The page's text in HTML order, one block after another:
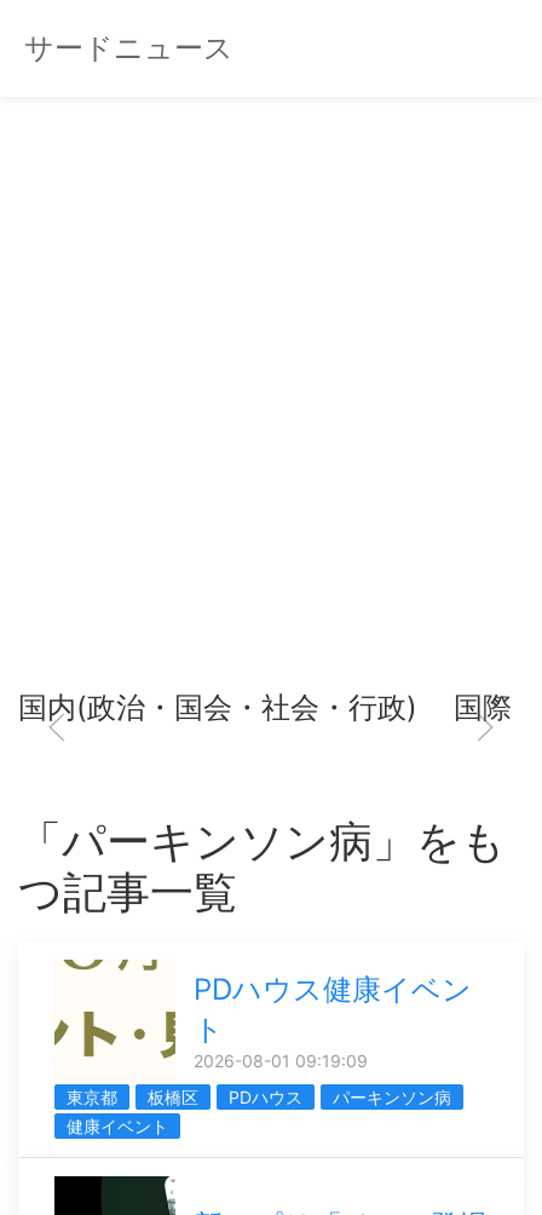
サードニュース
国内(政治・国会・社会・行政) 国際
「パーキンソン病」をも
つ記事一覧
PDハウス健康イベン
ト
2026-08-01 09:19:09
東京都
板橋区 PDハウス
パーキンソン病
健康イベント